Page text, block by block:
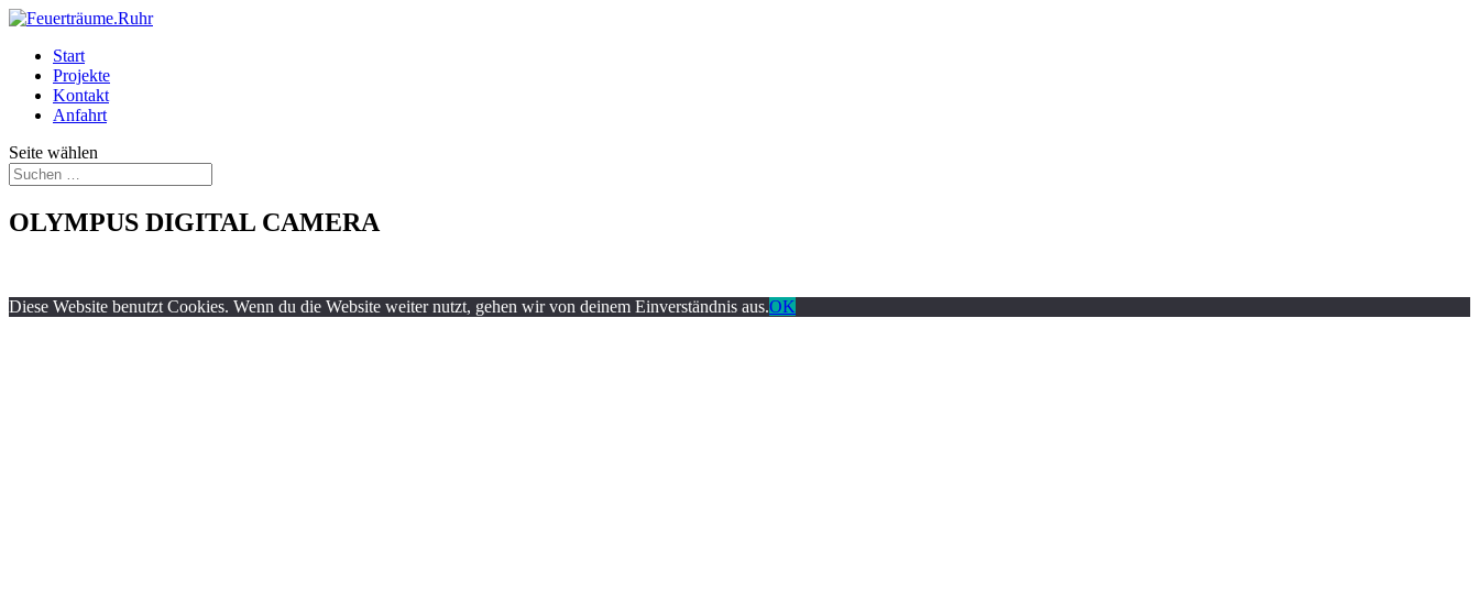
Start
Projekte
Kontakt
Anfahrt
Seite wählen
OLYMPUS DIGITAL CAMERA
Diese Website benutzt Cookies. Wenn du die Website weiter nutzt, gehen wir von deinem Einverständnis aus.OK